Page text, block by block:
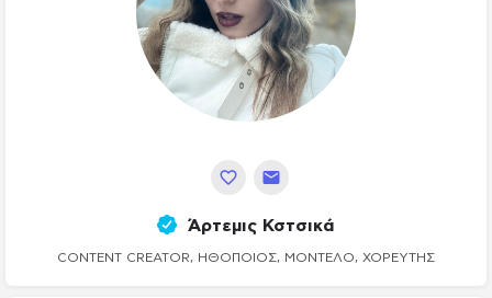
Άρτεμις Κστσικά
CONTENT CREATOR, ΗΘΟΠΟΙΌΣ, ΜΟΝΤΈΛΟ, ΧΟΡΕΥΤΉΣ